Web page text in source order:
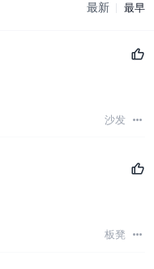
最新 最早
沙发
板凳